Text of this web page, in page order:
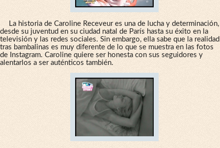
La historia de Caroline Receveur es una de lucha y determinación,
desde su juventud en su ciudad natal de París hasta su éxito en la
televisión y las redes sociales. Sin embargo, ella sabe que la realidad
tras bambalinas es muy diferente de lo que se muestra en las fotos
de Instagram. Caroline quiere ser honesta con sus seguidores y
alentarlos a ser auténticos también.